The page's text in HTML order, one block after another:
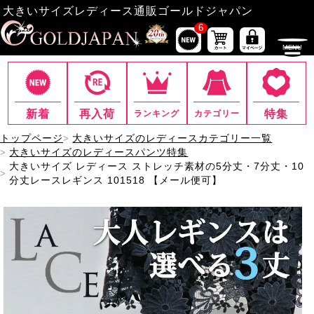
大きいサイズレディース通販ゴールドジャパン
6
新着 再入荷 ランキング カテゴリー 特集
トップページ
大きいサイズのレディースカテゴリー一覧
大きいサイズのレディースパンツ特集
大きいサイズ レディース ストレッチ素材の5分丈・7分丈・10
分丈レースレギンス 101518 【メール便可】